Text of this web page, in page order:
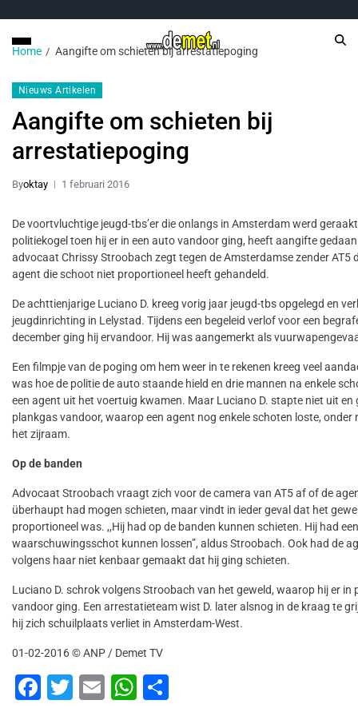
Home Aangifte om schieten bij arrestatiepoging
Nieuws Artikelen
Aangifte om schieten bij
arrestatiepoging
Byoktay 1 februari 2016
De voortvluchtige jeugd-tbs’er die onlangs in Amsterdam werd
politiekogel toen hij er in een auto vandoor ging, heeft aangifte
advocaat Chrissy Stroobach zegt tegen de Amsterdamse zender AT5
agent die schoot niet proportioneel heeft gehandeld.
De achttienjarige Luciano D. kreeg vorig jaar jeugd-tbs opgelegd en
jeugdinrichting in Lelystad. Tijdens een begeleid verlof voor een
december ging hij ervandoor. Hij was aangemerkt als
Een filmpje van de poging om hem weer in te rekenen kreeg veel
was hoe de politie de auto staande hield en drie mannen na enkele
een agent uit het voertuig kwamen. Maar Luciano D. stapte niet uit en
plankgas vandoor, waarop een agent nog enkele schoten loste, onder
het zijraam.
Op de banden
Advocaat Stroobach vraagt zich voor de camera van AT5 af of de
überhaupt had mogen schieten, maar vindt in ieder geval dat het
proportioneel was. ,,Hij had op de banden kunnen schieten. Hij had een
waarschuwingsschot kunnen lossen”, aldus Stroobach. Ook had de
volgens haar niet kenbaar gemaakt dat hij ging schieten.
Luciano D. schrok volgens Stroobach van het geweld, waarop hij er in
vandoor ging. Een arrestatieteam wist D. later alsnog in de kraag te
hij zich schuilplaats verliet in Amsterdam-West.
01-02-2016 © ANP / Demet TV
F
T
E
W